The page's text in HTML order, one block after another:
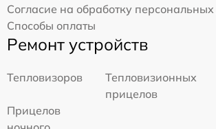
Согласие на обработку
Способы оплаты
Ремонт устройств
Тепловизоров
Тепловизионных
прицелов
Прицелов